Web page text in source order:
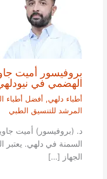
بروفيسور أميت
الهضمي في
أطباء دلهي, أفضل أطباء
المرشد للتنسيق الطبي
د. (بروفيسور) أميت
السمنة في دلهي.
الجهاز […]